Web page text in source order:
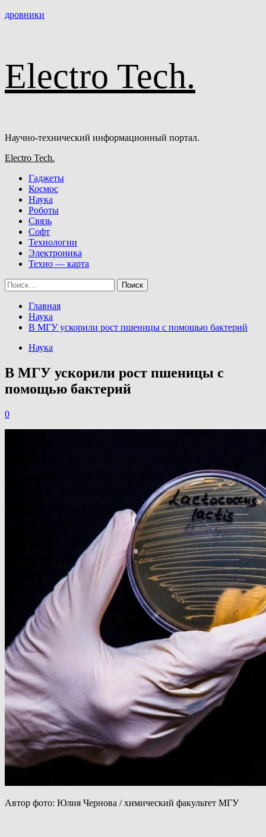
дровники
Electro Tech.
Научно-технический информационный портал.
Основное
Electro Tech.
Гаджеты
Космос
Наука
Роботы
Связь
Софт
Технологии
Электроника
Техно — карта
Найти:
Главная
Наука
В МГУ ускорили рост пшеницы с помощью бактерий
Наука
В МГУ ускорили рост пшеницы с
помощью бактерий
0
Автор фото: Юлия Чернова / химический факультет МГУ